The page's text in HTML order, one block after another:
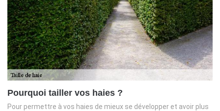
Pourquoi tailler vos haies ?
Pour permettre à vos haies de mieux se développer et avoir plus